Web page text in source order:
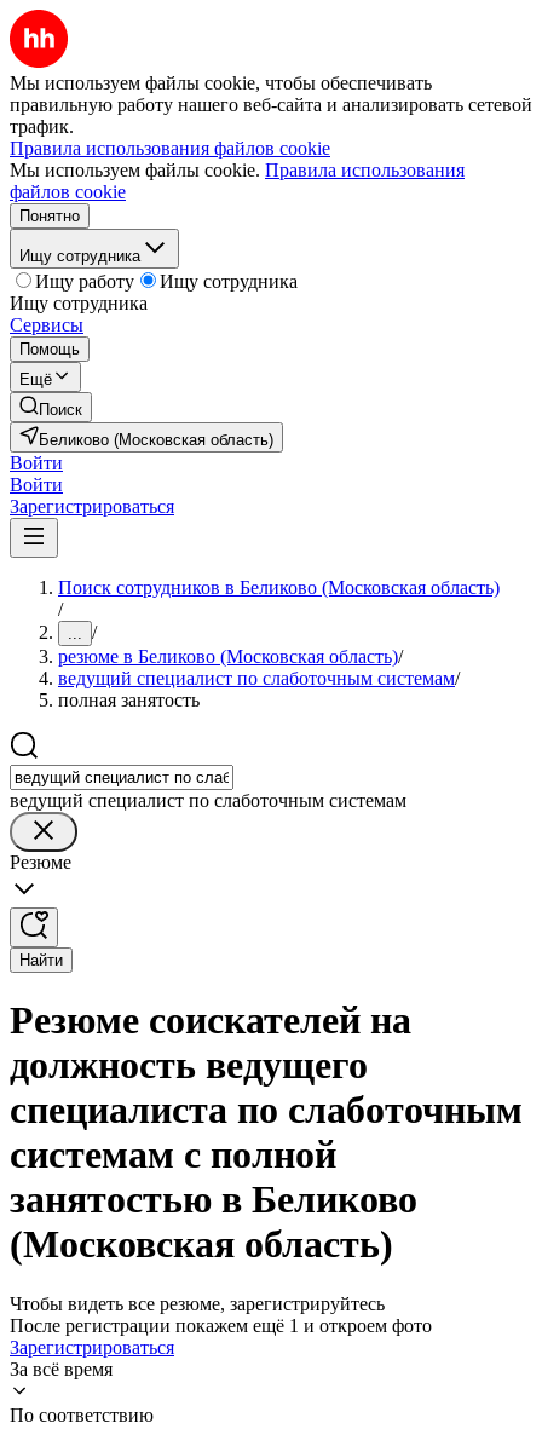
Мы используем файлы cookie, чтобы обеспечивать
правильную работу нашего веб-сайта и анализировать сетевой
трафик.
Правила использования файлов cookie
Мы используем файлы cookie. Правила использования
файлов cookie
Понятно
Ищу сотрудника
Ищу работу
Ищу сотрудника
Ищу сотрудника
Сервисы
Помощь
Ещё
Поиск
Беликово (Московская область)
Войти
Войти
Зарегистрироваться
Поиск сотрудников в Беликово (Московская область)
/
... /
резюме в Беликово (Московская область)/
ведущий специалист по слаботочным системам/
полная занятость
ведущий специалист по слаботочным системам
Резюме
Найти
Резюме соискателей на
должность ведущего
специалиста по слаботочным
системам с полной
занятостью в Беликово
(Московская область)
Чтобы видеть все резюме, зарегистрируйтесь
После регистрации покажем ещё 1 и откроем фото
Зарегистрироваться
За всё время
По соответствию